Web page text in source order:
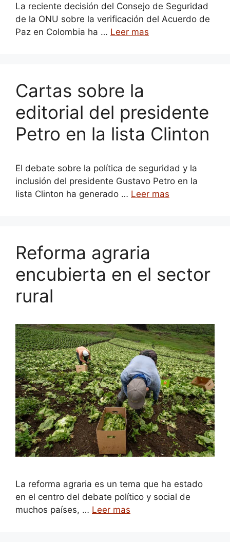
La reciente decisión del Consejo de Seguridad
de la ONU sobre la verificación del Acuerdo de
Paz en Colombia ha … Leer mas
Cartas sobre la
editorial del presidente
Petro en la lista Clinton
El debate sobre la política de seguridad y la
inclusión del presidente Gustavo Petro en la
lista Clinton ha generado … Leer mas
Reforma agraria
encubierta en el sector
rural
La reforma agraria es un tema que ha estado
en el centro del debate político y social de
muchos países, … Leer mas